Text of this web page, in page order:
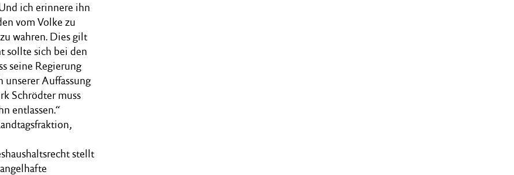
ich erinnere ihn
vom Volke zu
wahren. Dies gilt
sollte sich bei den
seine Regierung
unserer Auffassung
Schrödter muss
entlassen.“
stellt